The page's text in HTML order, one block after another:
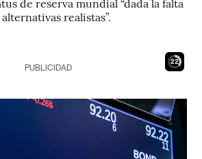
realistas”.
21
PUBLICIDAD